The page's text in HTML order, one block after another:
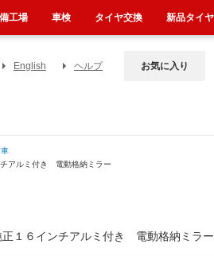
English ヘルプ お気に入り
ルミ付き 電動格納ミラー
インチアルミ付き 電動格納ミラー
工場 車検 タイヤ交換 新品タイヤ